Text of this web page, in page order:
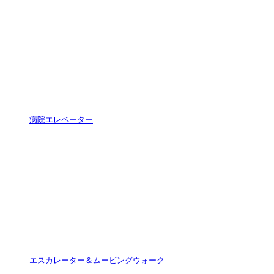
病院エレベーター
エスカレーター＆ムービングウォーク